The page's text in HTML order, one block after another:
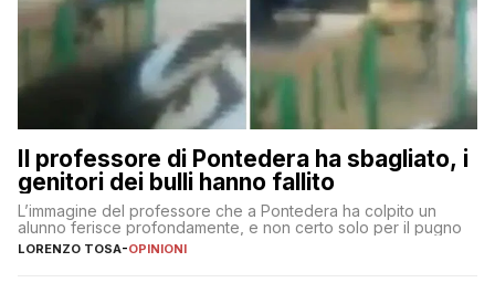
Il professore di Pontedera ha sbagliato, i
genitori dei bulli hanno fallito
L’immagine del professore che a Pontedera ha colpito un
alunno ferisce profondamente, e non certo solo per il pugno
LORENZO TOSA-OPINIONI